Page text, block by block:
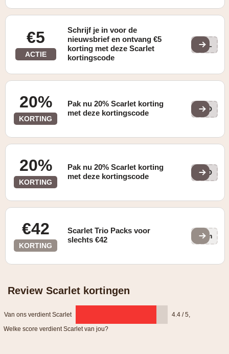
€5
ACTIE
Schrijf je in voor de
nieuwsbrief en ontvang €5
korting met deze Scarlet
kortingscode
WEL
20%
KORTING
Pak nu 20% Scarlet korting
met deze kortingscode
5KO
20%
KORTING
Pak nu 20% Scarlet korting
met deze kortingscode
5KO
€42
KORTING
Scarlet Trio Packs voor
slechts €42
v7m
Review Scarlet kortingen
Van ons verdient Scarlet 4.4 / 5
Welke score verdient Scarlet van jou?